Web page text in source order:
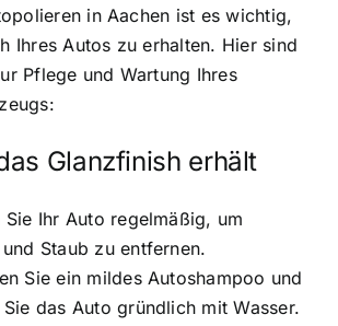
in Aachen ist es wichtig,
Ihres Autos zu erhalten. Hier sind
Pflege und Wartung Ihres
Glanzfinish erhält
Sie Ihr Auto regelmäßig, um
Staub zu entfernen.
Sie ein mildes Autoshampoo und
das Auto gründlich mit Wasser.